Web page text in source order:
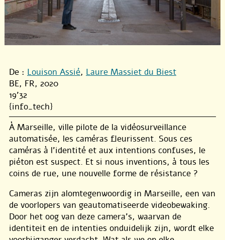
De : Louison Assié, Laure Massiet du Biest
BE, FR, 2020
19'32
{info_tech}
À Marseille, ville pilote de la vidéosurveillance
automatisée, les caméras fleurissent. Sous ces
caméras à l’identité et aux intentions confuses, le
piéton est suspect. Et si nous inventions, à tous les
coins de rue, une nouvelle forme de résistance ?
Cameras zijn alomtegenwoordig in Marseille, een van
de voorlopers van geautomatiseerde videobewaking.
Door het oog van deze camera’s, waarvan de
identiteit en de intenties onduidelijk zijn, wordt elke